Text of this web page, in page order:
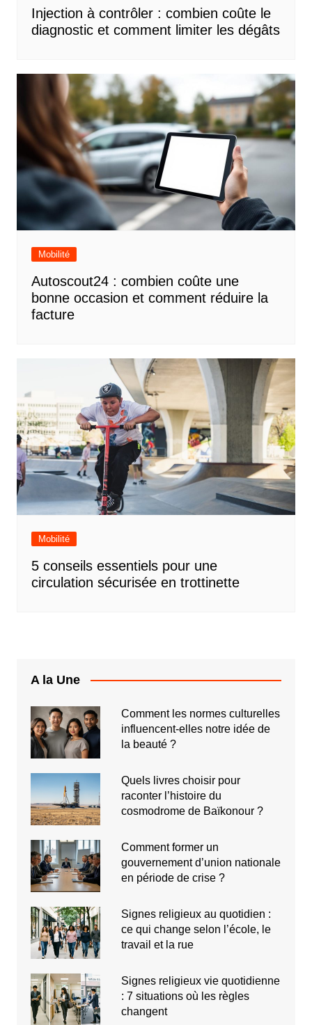
Injection à contrôler : combien coûte le
diagnostic et comment limiter les dégâts
Mobilité
Autoscout24 : combien coûte une
bonne occasion et comment réduire la
facture
Mobilité
5 conseils essentiels pour une
circulation sécurisée en trottinette
A la Une
Comment les normes culturelles
influencent-elles notre idée de
la beauté ?
Quels livres choisir pour
raconter l’histoire du
cosmodrome de Baïkonour ?
Comment former un
gouvernement d’union nationale
en période de crise ?
Signes religieux au quotidien :
ce qui change selon l’école, le
travail et la rue
Signes religieux vie quotidienne
: 7 situations où les règles
changent